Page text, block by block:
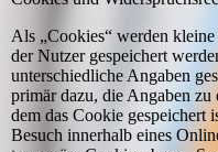
Als „Cookies“ werden
der Nutzer gespeichert
unterschiedliche Angaben
primär dazu, die Angaben
dem das Cookie gespeichert
Besuch innerhalb eines